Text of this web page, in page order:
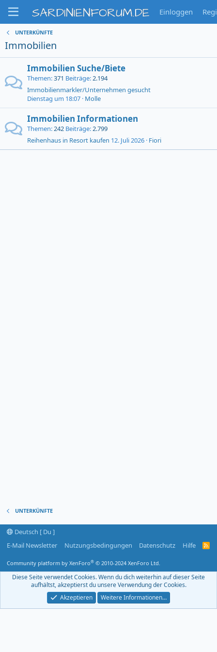
SARDINIENFORUM.DE Einloggen
UNTERKÜNFTE
Immobilien
Immobilien Suche/Biete
Themen 371 Beiträge 2.194
Immobilienmarkler/Unternehmen gesucht
Dienstag um 18:07 Molle
Immobilien Informationen
Themen 242 Beiträge 2.799
Reihenhaus in Resort kaufen 12. Juli 2026 Fiori
UNTERKÜNFTE
Deutsch [ Du ]
E-Mail Newsletter
Nutzungsbedingungen Datenschutz Hilfe
R
F
Community platform by XenForo® © 2010-2024 XenForo Ltd.
Diese Seite verwendet Cookies. Wenn du dich weiterhin auf dieser Seite
aufhältst, akzeptierst du unsere Verwendung der Cookies.
Akzeptieren
Weitere Informationen…